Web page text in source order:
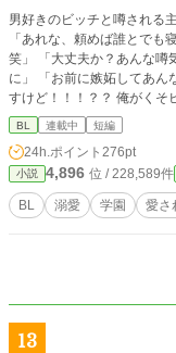
男好きのビッチと噂される
「あれな、頼めば誰とでも
笑」 「大丈夫か？あんな噂気にするな」 「晃ほど清純な男はいないというの
に」 「お前に嫉妬してあんな下らな
すけど！！！？？ 俺がくそ
噂を流して俺を貶めてると
めちゃくちゃスロー更新に
お待ちいただけると嬉しいで
BL 連載中 短編
24h.ポイント 276pt
小説 4,896 位 / 228,589件
BL 溺愛 学園 愛さ
13